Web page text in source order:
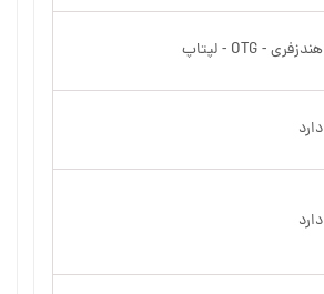
هندزفری - OTG - لپتاپ
دارد
دارد